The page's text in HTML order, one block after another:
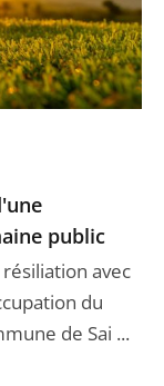
public
avec
du
de Sai ...